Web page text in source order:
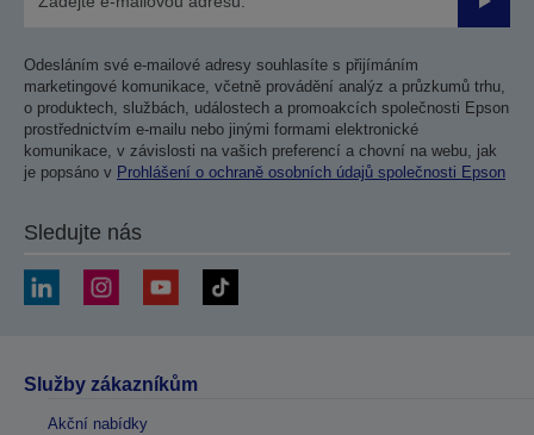
Odesláním své e-mailové adresy souhlasíte s přijímáním
marketingové komunikace, včetně provádění analýz a průzkumů trhu,
o produktech, službách, událostech a promoakcích společnosti Epson
prostřednictvím e-mailu nebo jinými formami elektronické
komunikace, v závislosti na vašich preferencí a chovní na webu, jak
je popsáno v Prohlášení o ochraně osobních údajů společnosti Epson
Sledujte nás
Služby zákazníkům
Akční nabídky